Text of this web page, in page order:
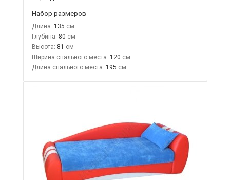
Набор размеров
Длина: 135
Глубина: 80
Высота: 81
Ширина спального места: 120
Длина спального места: 195